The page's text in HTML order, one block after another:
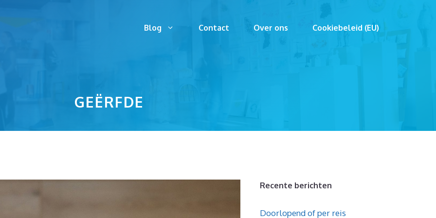
Blog Contact Over ons Cookiebeleid (EU)
GEËRFDE
Recente berichten
Doorlopend of per reis